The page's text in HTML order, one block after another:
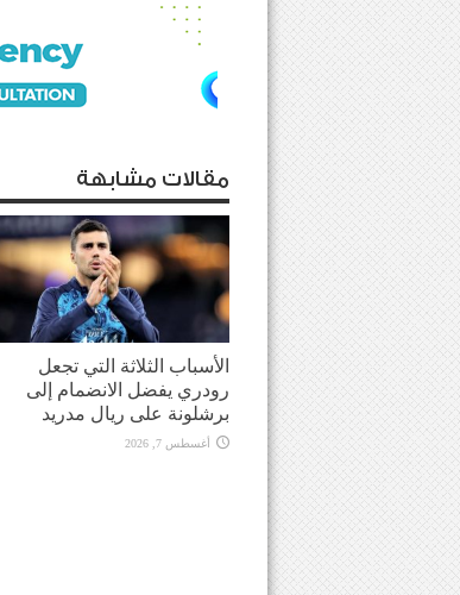
مقالات مشابهة
الأسباب الثلاثة التي تجعل
رودري يفضل الانضمام إلى
برشلونة على ريال مدريد
أغسطس 7, 2026